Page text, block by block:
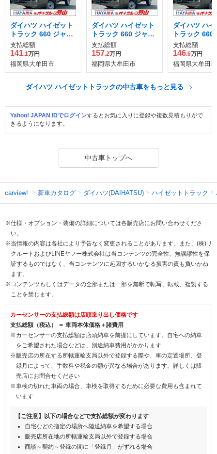
ダイハツ ハイゼット
トラック 660 ジャン
ボ エクストラ 3方開
支払総額
141.1万円
福岡県大牟田市
ダイハツ ハイゼット
トラック 660 ジャン
ボ エクストラ 3方開
4WD
支払総額
157.2万円
福岡県大牟田市
ダイハツ ハ
トラック 660
ボ エクスト
支払総額
146.6万円
福岡県大牟田市
ダイハツ ハイゼットトラックの中古車をもっと見る
Yahoo! JAPAN IDでログインするとお気に入りに登録や複数見積もりがで
きるようになります。
中古車トップへ
carview! 新車カタログ ダイハツ(DAIHATSU) ハイゼットトラック
※仕様・オプション・装備の詳細については各販売店にお問い合わせくださ
い。
※当情報の内容は各社により予告なく変更されることがあります。また、(株)リ
クルートおよびLINEヤフー株式会社は当コンテンツの完全性、無誤謬性を保
証するものではなく、当コンテンツに起因するいかなる損害の責も負いかね
ます。
※コンテンツもしくはデータの全部または一部を無断で転写、転載、複製する
ことを禁じます。
カーセンサーの支払総額は店頭乗り出し価格です
支払総額（税込） ＝ 車両本体価格＋諸費用
※カーセンサーの支払総額は店頭納車を前提にしています。自宅への納車
をご希望された場合などは、別途納車費用がかかります
※販売店の所在する所轄運輸支局以外で登録する際や、車の定置場所、登
録月によって、手数料や税金の額が異なる場合があります。詳しくは販
売店にお問合せください
※車検の切れた車両の場合、車検を取得するために必要な費用も含まれて
います
【ご注意】以下の場合などで支払総額が変わります
自宅などの指定の場所へ陸送納車を希望する場合
販売店所在地の所轄運輸支局以外で登録する場合
商談～契約～登録の間に「登録月」がずれる場合